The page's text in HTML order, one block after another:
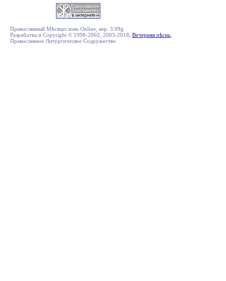
Православный Мѣсяцесловъ Online, вер. 3.99g
Разработка и Copyright © 1998-2002, 2003-2018, Вечерняя пѣснь
Православное Литургическое Содружество